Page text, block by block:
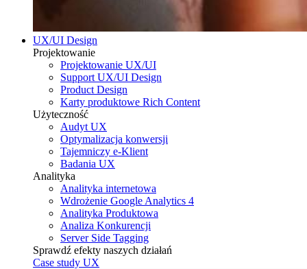
UX/UI Design
Projektowanie
Projektowanie UX/UI
Support UX/UI Design
Product Design
Karty produktowe Rich Content
Użyteczność
Audyt UX
Optymalizacja konwersji
Tajemniczy e-Klient
Badania UX
Analityka
Analityka internetowa
Wdrożenie Google Analytics 4
Analityka Produktowa
Analiza Konkurencji
Server Side Tagging
Sprawdź efekty naszych działań
Case study UX